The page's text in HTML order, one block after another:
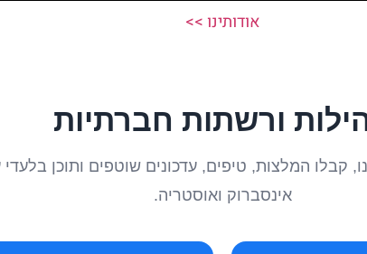
אודותינו >>
ורשתות חברתיות
קבלו המלצות, טיפים, עדכונים שוטפים ותוכן בלעדי
אינסברוק ואוסטריה.